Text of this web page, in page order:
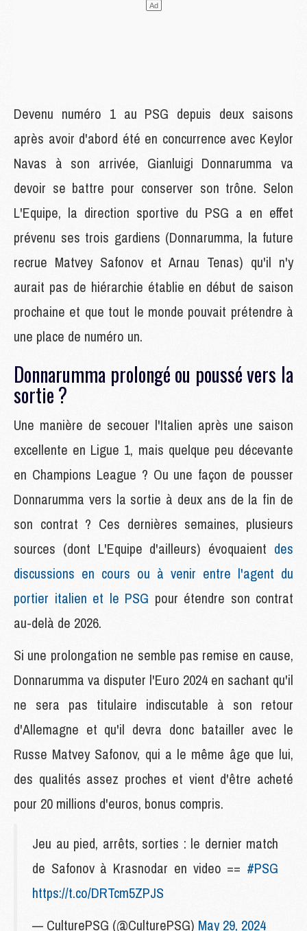
Devenu numéro 1 au PSG depuis deux saisons
après avoir d'abord été en concurrence avec Keylor
Navas à son arrivée, Gianluigi Donnarumma va
devoir se battre pour conserver son trône. Selon
L'Equipe, la direction sportive du PSG a en effet
prévenu ses trois gardiens (Donnarumma, la future
recrue Matvey Safonov et Arnau Tenas) qu'il n'y
aurait pas de hiérarchie établie en début de saison
prochaine et que tout le monde pouvait prétendre à
une place de numéro un.
Donnarumma prolongé ou poussé vers la
sortie ?
Une manière de secouer l'Italien après une saison
excellente en Ligue 1, mais quelque peu décevante
en Champions League ? Ou une façon de pousser
Donnarumma vers la sortie à deux ans de la fin de
son contrat ? Ces dernières semaines, plusieurs
sources (dont L'Equipe d'ailleurs) évoquaient des
discussions en cours ou à venir entre l'agent du
portier italien et le PSG pour étendre son contrat
au-delà de 2026.
Si une prolongation ne semble pas remise en cause,
Donnarumma va disputer l'Euro 2024 en sachant qu'il
ne sera pas titulaire indiscutable à son retour
d'Allemagne et qu'il devra donc batailler avec le
Russe Matvey Safonov, qui a le même âge que lui,
des qualités assez proches et vient d'être acheté
pour 20 millions d'euros, bonus compris.
Jeu au pied, arrêts, sorties : le dernier match
de Safonov à Krasnodar en video == #PSG
https://t.co/DRTcm5ZPJS
— CulturePSG (@CulturePSG) May 29, 2024